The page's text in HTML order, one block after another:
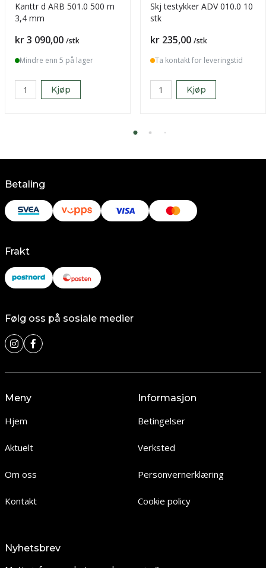
Kanttr d ARB 501.0 500 m
3,4 mm
Pris
kr 3 090,00 /stk
Mindre enn 5 på lager
Kjøp
Skj testykker ADV 010.0 10
stk
Pris
kr 235,00 /stk
Ta kontakt for leveringstid
Kjøp
Betaling
Frakt
Følg oss på sosiale medier
Meny
Hjem
Aktuelt
Om oss
Kontakt
Informasjon
Betingelser
Verksted
Personvernerklæring
Cookie policy
Nyhetsbrev